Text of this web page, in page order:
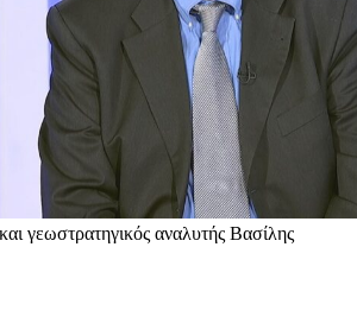
γεωστρατηγικός αναλυτής Βασίλης